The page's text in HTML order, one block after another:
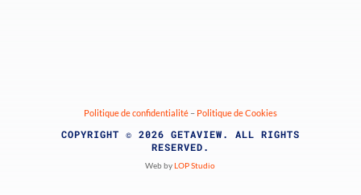
Politique de confidentialité– Politique de Cookies
COPYRIGHT © 2026 GETAVIEW. ALL RIGHTS
RESERVED.
Web byLOP Studio